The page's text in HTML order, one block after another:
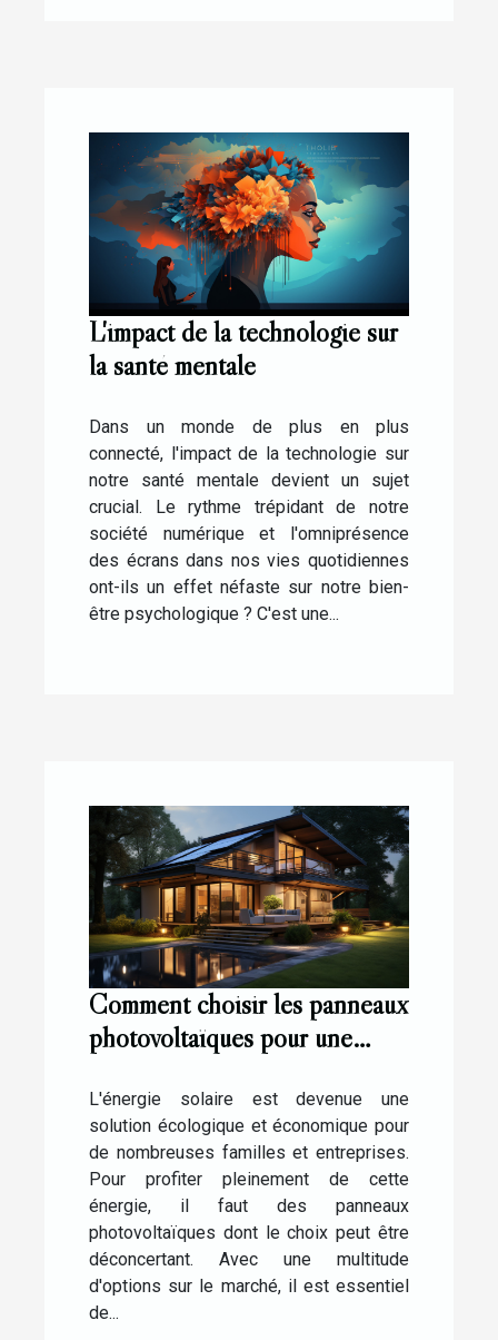
L'impact de la technologie sur
la santé mentale
Dans un monde de plus en plus
connecté, l'impact de la technologie sur
notre santé mentale devient un sujet
crucial. Le rythme trépidant de notre
société numérique et l'omniprésence
des écrans dans nos vies quotidiennes
ont-ils un effet néfaste sur notre bien-
être psychologique ? C'est une...
Comment choisir les panneaux
photovoltaïques pour une
L'énergie solaire est devenue une
solution écologique et économique pour
de nombreuses familles et entreprises.
Pour profiter pleinement de cette
énergie, il faut des panneaux
photovoltaïques dont le choix peut être
déconcertant. Avec une multitude
d'options sur le marché, il est essentiel
de...